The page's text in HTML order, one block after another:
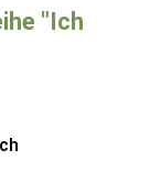
"Ich